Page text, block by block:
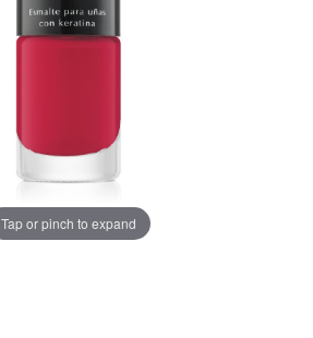
Tap or pinch to expand
Tap or pinch to expand